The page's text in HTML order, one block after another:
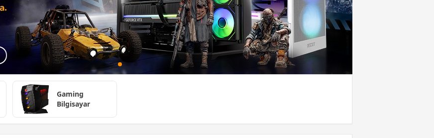
Gaming
Bilgisayar